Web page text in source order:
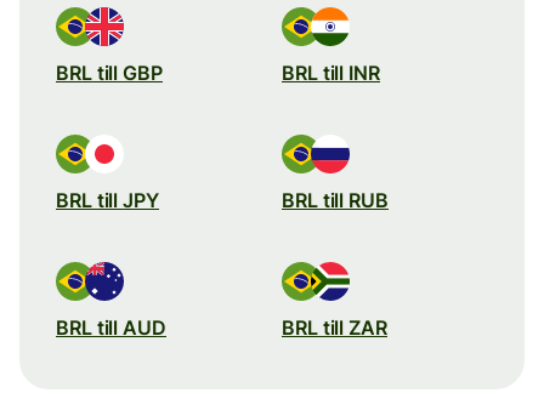
BRL till GBP BRL till INR
BRL till JPY BRL till RUB
BRL till AUD BRL till ZAR